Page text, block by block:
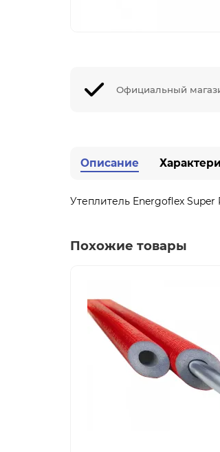
Официальный
Описание
Утеплитель Energoflex
Похожие товары